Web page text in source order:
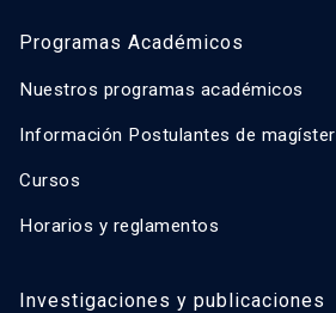
Programas Académicos
Nuestros programas académicos
Información Postulantes de magíster
Cursos
Horarios y reglamentos
Investigaciones y publicaciones